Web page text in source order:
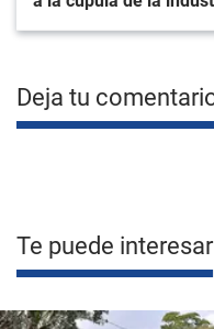
Deja tu
Te puede interesar